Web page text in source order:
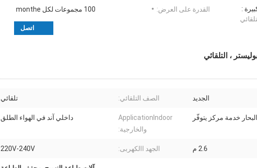
:
القدرة على العرض:
100 مجموعات لكل monthe
اتصل
الجديد الصف التلقائي: تلقائي
خدمة مركز يتوفّر
ApplicationIndoor
والخارجية:
داخلي آند في الهواء الطلق
2.6 م الجهد االكهربى: 220V-240V